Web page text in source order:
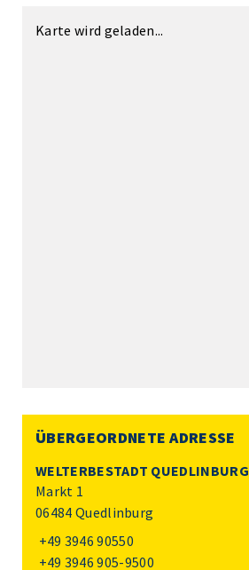
Karte wird geladen...
ÜBERGEORDNETE ADRESSE
WELTERBESTADT QUEDLINBURG
Markt 1
06484 Quedlinburg
+49 3946 90550
+49 3946 905-9500